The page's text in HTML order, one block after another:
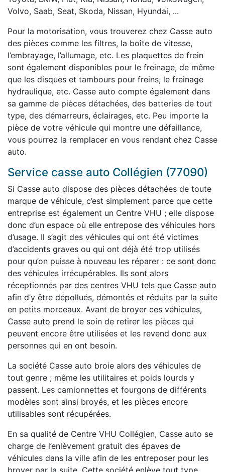
Volvo, Saab, Seat, Skoda, Nissan, Hyundai, ...
Pour la motorisation, vous trouverez chez Casse auto
des pièces comme les filtres, la boîte de vitesse,
l’embrayage, l’allumage, etc. Les plaquettes de frein
sont également disponibles pour le freinage, de même
que les disques et tambours pour freins, le freinage
hydraulique, etc. Casse auto compte également dans
sa gamme de pièces détachées, des batteries de tout
type, des démarreurs, éclairages, etc. Peu importe la
pièce de votre véhicule qui montre une défaillance,
vous pourrez la remplacer en vous rendant chez Casse
auto.
Service casse auto Collégien (77090)
Si Casse auto dispose des pièces détachées de toute
marque de véhicule, c’est simplement parce que cette
entreprise est également un Centre VHU ; elle dispose
donc d’un espace où elle entrepose des véhicules hors
d’usage. Il s’agit des véhicules qui ont été victimes
d’accidents graves ou qui ont déjà été trop utilisés
pour qu’on puisse à nouveau les réparer : ce sont donc
des véhicules irrécupérables. Ils sont alors
réceptionnés par des centres VHU tels que Casse auto
afin d’y être dépollués, démontés et réduits par la suite
en petits morceaux. Avant de broyer ces véhicules,
Casse auto prend le soin de retirer les pièces qui
peuvent encore être utilisées et les revend donc aux
personnes qui en ont besoin.
La société Casse auto broie alors des véhicules de
tout genre ; même les utilitaires et poids lourds y
passent. Les camionnettes et fourgons de différents
modèles sont ainsi broyés, et les pièces encore
utilisables sont récupérées.
En sa qualité de Centre VHU Collégien, Casse auto se
charge de l’enlèvement gratuit des épaves de
véhicules dans la ville afin de les entreposer pour les